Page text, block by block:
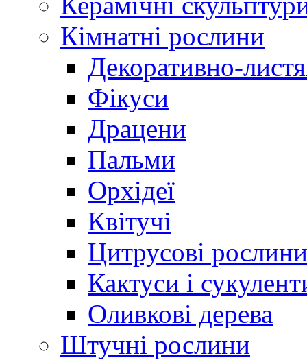
Кімнатні рослини
Декоративно-
Фікуси
Драцени
Пальми
Орхідеї
Квітучі
Цитрусові рослини
Кактуси і
Оливкові дерева
Штучні рослини